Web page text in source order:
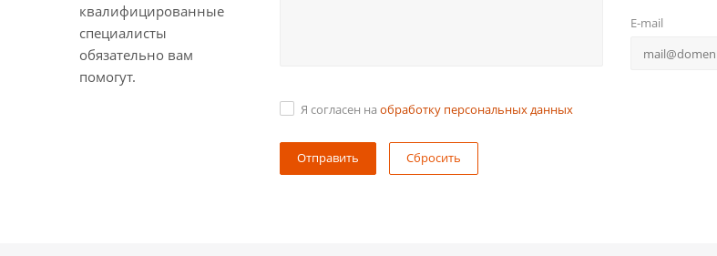
квалифицированные
специалисты
обязательно вам
помогут.
E-mail
Я согласен на обработку персональных данных
Сбросить